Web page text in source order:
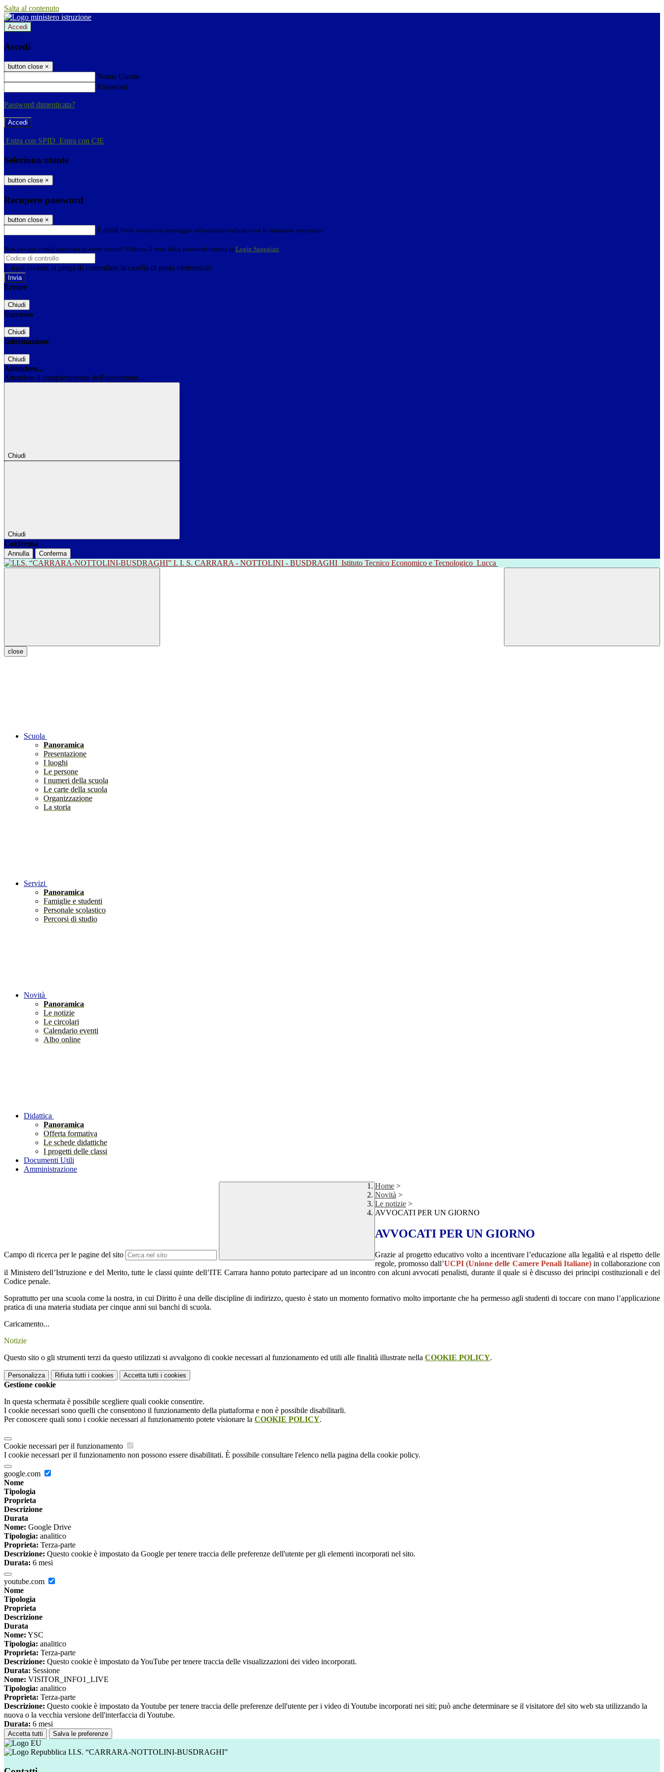
Salta al contenuto
Accedi
Accedi
button close ×
Nome Utente
Password
Password dimenticata?
-
Entra con SPID Entra con CIE
Seleziona utente
button close ×
Recupero password
button close ×
E-mail Verrà inviato un messaggio all'indirizzo indicato con le istruzioni necessarie.
Non hai una e-mail associata al nome utente? Effettua il reset della password tramite la Login Spaggiari
E-mail inviata, si prega di controllare la casella di posta elettronica!
Errore
Chiudi
Successo
Chiudi
Informazione
Chiudi
Attendere...
Attendere il completamento dell'operazione...
Chiudi
Chiudi
Conferma
Annulla Conferma
I. I. S. CARRARA - NOTTOLINI - BUSDRAGHI Istituto Tecnico Economico e Tecnologico Lucca
close
Scuola
Panoramica
Presentazione
I luoghi
Le persone
I numeri della scuola
Le carte della scuola
Organizzazione
La storia
Servizi
Panoramica
Famiglie e studenti
Personale scolastico
Percorsi di studio
Novità
Panoramica
Le notizie
Le circolari
Calendario eventi
Albo online
Didattica
Panoramica
Offerta formativa
Le schede didattiche
I progetti delle classi
Documenti Utili
Amministrazione
Campo di ricerca per le pagine del sito
Home >
Novità >
Le notizie >
AVVOCATI PER UN GIORNO
AVVOCATI PER UN GIORNO
Grazie al progetto educativo volto a incentivare l’educazione alla legalità e al rispetto delle
regole, promosso dall’UCPI (Unione delle Camere Penali Italiane)in collaborazione con
il Ministero dell’Istruzione e del Merito, tutte le classi quinte dell’ITE Carrara hanno potuto partecipare ad un incontro con alcuni avvocati penalisti, durante il quale si è discusso dei principi costituzionali e del
Codice penale.
Soprattutto per una scuola come la nostra, in cui Diritto è una delle discipline di indirizzo, questo è stato un momento formativo molto importante che ha permesso agli studenti di toccare con mano l’applicazione
pratica di una materia studiata per cinque anni sui banchi di scuola.
Caricamento...
Notizie
Questo sito o gli strumenti terzi da questo utilizzati si avvalgono di cookie necessari al funzionamento ed utili alle finalità illustrate nella COOKIE POLICY.
Personalizza Rifiuta tutti i cookies Accetta tutti i cookies
Gestione cookie
In questa schermata è possibile scegliere quali cookie consentire.
I cookie necessari sono quelli che consentono il funzionamento della piattaforma e non è possibile disabilitarli.
Per conoscere quali sono i cookie necessari al funzionamento potete visionare la COOKIE POLICY.
Cookie necessari per il funzionamento
I cookie necessari per il funzionamento non possono essere disabilitati. È possibile consultare l'elenco nella pagina della cookie policy.
google.com
Nome
Tipologia
Proprieta
Descrizione
Durata
Nome: Google Drive
Tipologia: analitico
Proprieta: Terza-parte
Descrizione: Questo cookie è impostato da Google per tenere traccia delle preferenze dell'utente per gli elementi incorporati nel sito.
Durata: 6 mesi
youtube.com
Nome
Tipologia
Proprieta
Descrizione
Durata
Nome: YSC
Tipologia: analitico
Proprieta: Terza-parte
Descrizione: Questo cookie è impostato da YouTube per tenere traccia delle visualizzazioni dei video incorporati.
Durata: Sessione
Nome: VISITOR_INFO1_LIVE
Tipologia: analitico
Proprieta: Terza-parte
Descrizione: Questo cookie è impostato da Youtube per tenere traccia delle preferenze dell'utente per i video di Youtube incorporati nei siti; può anche determinare se il visitatore del sito web sta utilizzando la
nuova o la vecchia versione dell'interfaccia di Youtube.
Durata: 6 mesi
Accetta tutti Salva le preferenze
I.I.S. “CARRARA-NOTTOLINI-BUSDRAGHI”